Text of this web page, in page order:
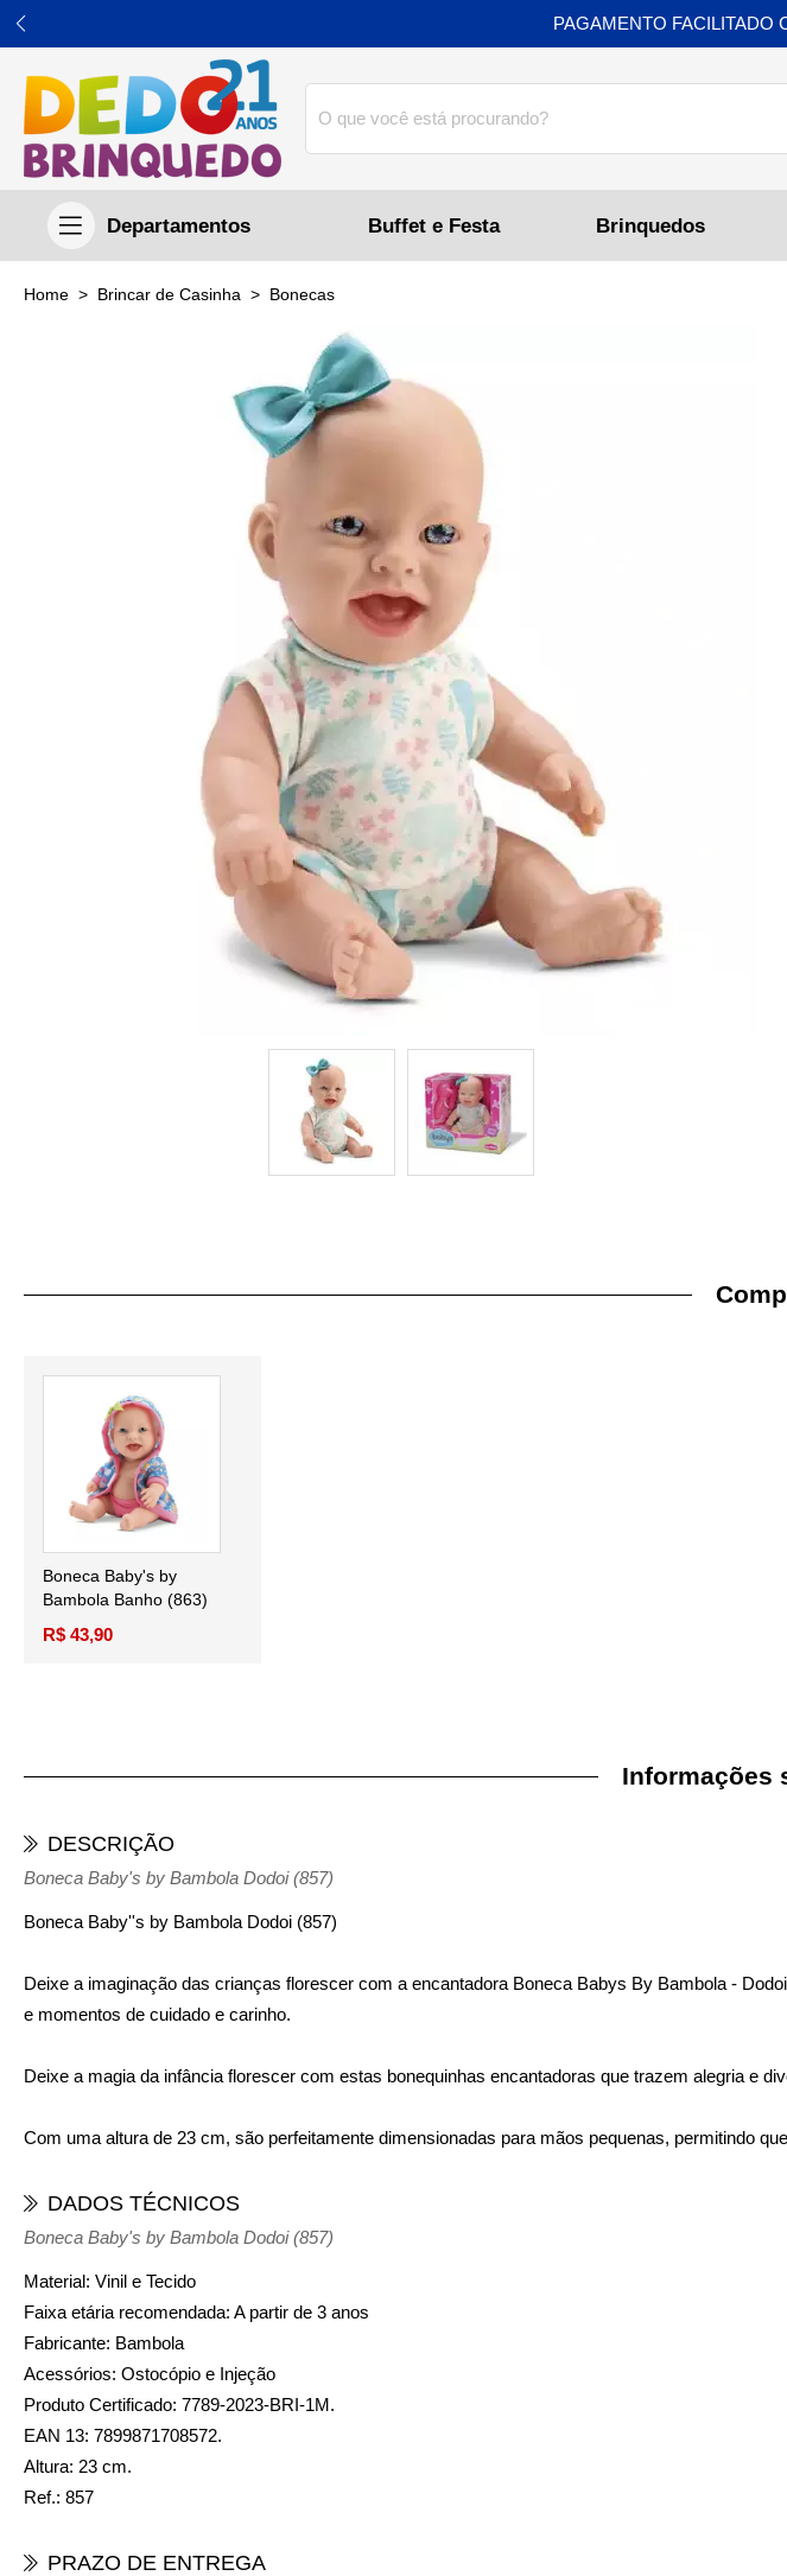
Buffet e Festa Brinquedos
PAGAMENTO FACILITADO
home Brincar de Casinha bonecas
Boneca Baby's by
Bambola Banho (863)
R$ 43,90
Informações
DESCRIÇÃO
Boneca Baby's by Bambola Dodoi (857)
Boneca Baby''s by Bambola Dodoi (857)
Deixe a imaginação das crianças florescer com a encantadora Boneca Babys By Bambola -
e momentos de cuidado e carinho.
Deixe a magia da infância florescer com estas bonequinhas encantadoras que trazem alegria e
Com uma altura de 23 cm, são perfeitamente dimensionadas para mãos pequenas, permitindo
DADOS TÉCNICOS
Boneca Baby's by Bambola Dodoi (857)
Material: Vinil e Tecido
Faixa etária recomendada: A partir de 3 anos
Fabricante: Bambola
Acessórios: Ostocópio e Injeção
Produto Certificado: 7789-2023-BRI-1M.
EAN 13: 7899871708572.
Altura: 23 cm.
Ref.: 857
PRAZO DE ENTREGA